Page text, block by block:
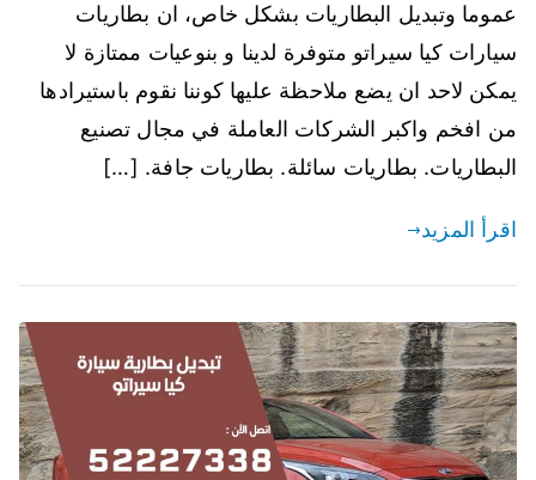
عموما وتبديل البطاريات بشكل خاص، ان بطاريات
سيارات كيا سيراتو متوفرة لدينا و بنوعيات ممتازة لا
يمكن لاحد ان يضع ملاحظة عليها كوننا نقوم باستيرادها
من افخم واكبر الشركات العاملة في مجال تصنيع
البطاريات. بطاريات سائلة. بطاريات جافة. […]
اقرأ المزيد